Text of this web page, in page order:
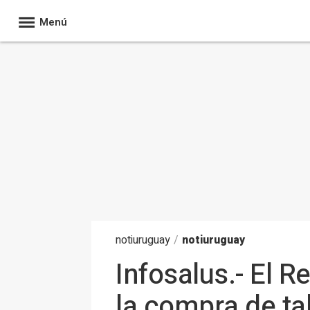
Menú
notiuruguay / notiuruguay
Infosalus.- El